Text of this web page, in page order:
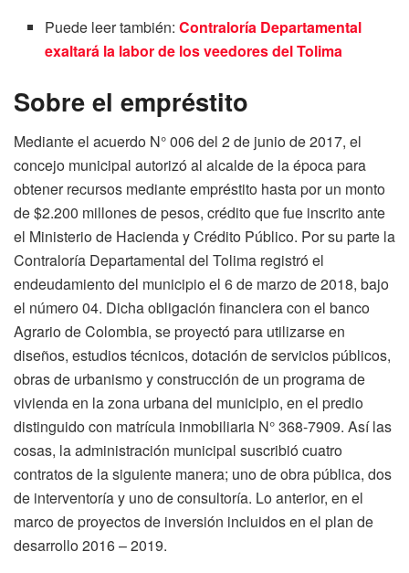
Puede leer también:Contraloría Departamental
exaltará la labor de los veedores del Tolima
Sobre el empréstito
Mediante el acuerdo N° 006 del 2 de junio de 2017, el
concejo municipal autorizó al alcalde de la época para
obtener recursos mediante empréstito hasta por un monto
de $2.200 millones de pesos, crédito que fue inscrito ante
el Ministerio de Hacienda y Crédito Público. Por su parte la
Contraloría Departamental del Tolima registró el
endeudamiento del municipio el 6 de marzo de 2018, bajo
el número 04. Dicha obligación financiera con el banco
Agrario de Colombia, se proyectó para utilizarse en
diseños, estudios técnicos, dotación de servicios públicos,
obras de urbanismo y construcción de un programa de
vivienda en la zona urbana del municipio, en el predio
distinguido con matrícula inmobiliaria N° 368-7909. Así las
cosas, la administración municipal suscribió cuatro
contratos de la siguiente manera; uno de obra pública, dos
de interventoría y uno de consultoría. Lo anterior, en el
marco de proyectos de inversión incluidos en el plan de
desarrollo 2016 – 2019.